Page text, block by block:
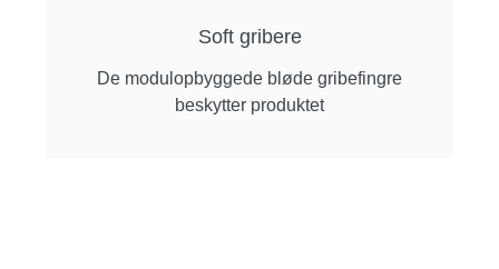
Soft gribere
De modulopbyggede bløde gribefingre
beskytter produktet